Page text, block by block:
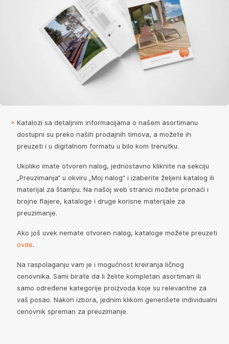
Katalozi sa detaljnim informacijama o našem asortimanu
dostupni su preko naših prodajnih timova, a možete ih
preuzeti i u digitalnom formatu u bilo kom trenutku.
Ukoliko imate otvoren nalog, jednostavno kliknite na sekciju
„Preuzimanja“ u okviru „Moj nalog“ i izaberite željeni katalog ili
materijal za štampu. Na našoj web stranici možete pronaći i
brojne flajere, kataloge i druge korisne materijale za
preuzimanje.
Ako još uvek nemate otvoren nalog, kataloge možete preuzeti
ovde.
Na raspolaganju vam je i mogućnost kreiranja ličnog
cenovnika. Sami birate da li želite kompletan asortiman ili
samo određene kategorije proizvoda koje su relevantne za
vaš posao. Nakon izbora, jednim klikom generišete individualni
cenovnik spreman za preuzimanje.